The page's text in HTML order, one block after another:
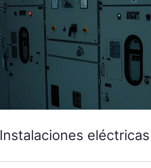
Instalaciones eléctricas